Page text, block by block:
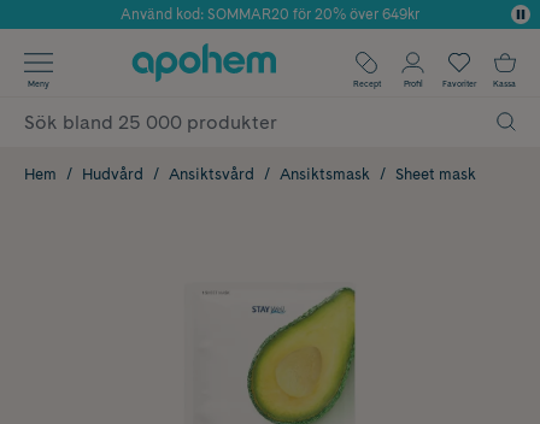
Årets Butik 2025 inom Skönhet
Använd kod: SOMMAR20 för 20% över 649kr
✓ Fri frakt
✓ Poäng på alla köp*
Meny Recept Profil Favoriter Kassa
Hem Hudvård Ansiktsvård Ansiktsmask Sheet mask